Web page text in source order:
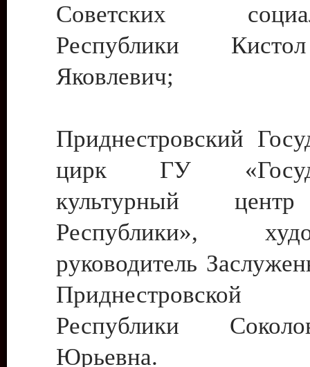
Советских
Республики
Яковлевич;
Приднестровский
цирк ГУ
культурный
Республики»,
руководитель
Приднестровской
Республики
Юрьевна.